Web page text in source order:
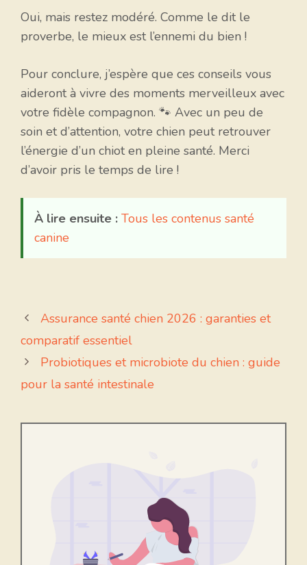
Oui, mais restez modéré. Comme le dit le
proverbe, le mieux est l’ennemi du bien !
Pour conclure, j’espère que ces conseils vous
aideront à vivre des moments merveilleux avec
votre fidèle compagnon. 🐾 Avec un peu de
soin et d’attention, votre chien peut retrouver
l’énergie d’un chiot en pleine santé. Merci
d’avoir pris le temps de lire !
À lire ensuite : Tous les contenus santé
canine
Assurance santé chien 2026 : garanties et
comparatif essentiel
Probiotiques et microbiote du chien : guide
pour la santé intestinale